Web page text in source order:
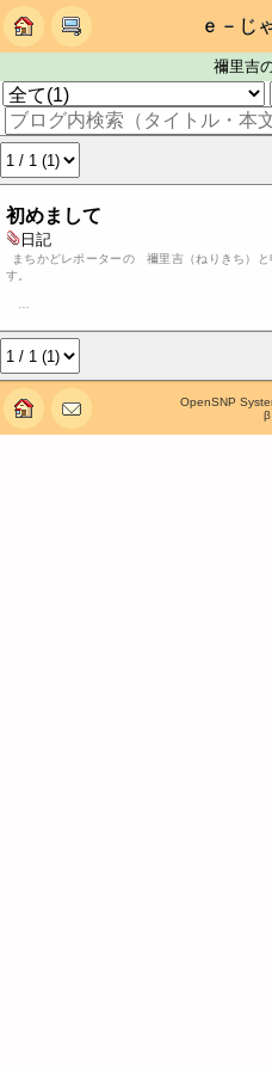
ｅ－じ
禰里吉
初めまして
日記
まちかどレポーターの 禰里吉（ねりきち）
す。
OpenSNP
β